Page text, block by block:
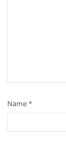
Name *